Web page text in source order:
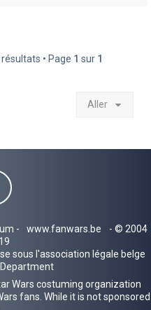
• Page 1 sur 1
Aller
- www.fanwars.be
- © 2004
sous l'association légale belge
Wars costuming organization
fans. While it is not sponsored